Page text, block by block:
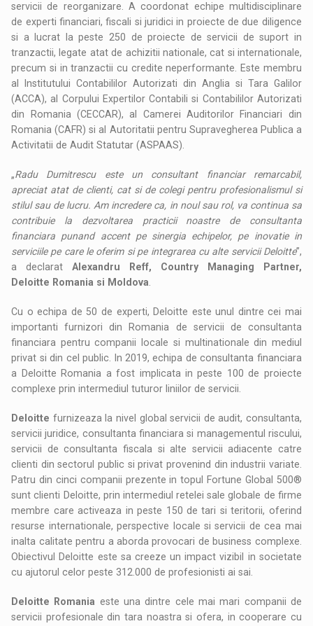
servicii de reorganizare. A coordonat echipe multidisciplinare
de experti financiari, fiscali si juridici in proiecte de due diligence
si a lucrat la peste 250 de proiecte de servicii de suport in
tranzactii, legate atat de achizitii nationale, cat si internationale,
precum si in tranzactii cu credite neperformante. Este membru
al Institutului Contabililor Autorizati din Anglia si Tara Galilor
(ACCA), al Corpului Expertilor Contabili si Contabililor Autorizati
din Romania (CECCAR), al Camerei Auditorilor Financiari din
Romania (CAFR) si al Autoritatii pentru Supravegherea Publica a
Activitatii de Audit Statutar (ASPAAS).
„Radu Dumitrescu este un consultant financiar remarcabil,
apreciat atat de clienti, cat si de colegi pentru profesionalismul si
stilul sau de lucru. Am incredere ca, in noul sau rol, va continua sa
contribuie la dezvoltarea practicii noastre de consultanta
financiara punand accent pe sinergia echipelor, pe inovatie in
serviciile pe care le oferim si pe integrarea cu alte servicii Deloitte”,
a declaratAlexandru Reff, Country Managing Partner,
Deloitte Romania si Moldova.
Cu o echipa de 50 de experti, Deloitte este unul dintre cei mai
importanti furnizori din Romania de servicii de consultanta
financiara pentru companii locale si multinationale din mediul
privat si din cel public. In 2019, echipa de consultanta financiara
a Deloitte Romania a fost implicata in peste 100 de proiecte
complexe prin intermediul tuturor liniilor de servicii.
Deloitte furnizeaza la nivel global servicii de audit, consultanta,
servicii juridice, consultanta financiara si managementul riscului,
servicii de consultanta fiscala si alte servicii adiacente catre
clienti din sectorul public si privat provenind din industrii variate.
Patru din cinci companii prezente in topul Fortune Global 500®
sunt clienti Deloitte, prin intermediul retelei sale globale de firme
membre care activeaza in peste 150 de tari si teritorii, oferind
resurse internationale, perspective locale si servicii de cea mai
inalta calitate pentru a aborda provocari de business complexe.
Obiectivul Deloitte este sa creeze un impact vizibil in societate
cu ajutorul celor peste 312.000 de profesionisti ai sai.
Deloitte Romania este una dintre cele mai mari companii de
servicii profesionale din tara noastra si ofera, in cooperare cu